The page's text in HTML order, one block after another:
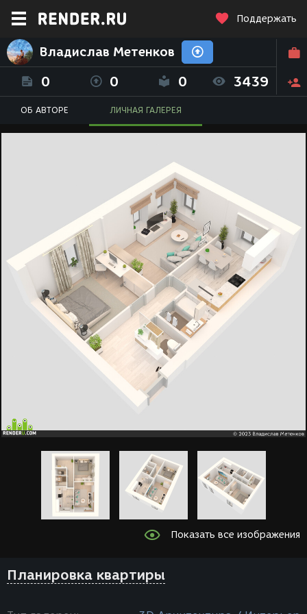
Поддержать
Владислав Метенков
0 0 0 3439
ОБ АВТОРЕ ЛИЧНАЯ ГАЛЕРЕЯ
Показать все изображения
Планировка квартиры